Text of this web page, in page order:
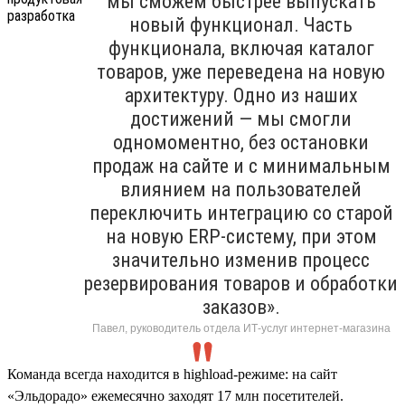
новый функционал. Часть
функционала, включая каталог
товаров, уже переведена на новую
архитектуру. Одно из наших
достижений — мы смогли
одномоментно, без остановки
продаж на сайте и с минимальным
влиянием на пользователей
переключить интеграцию со старой
на новую ERP-систему, при этом
значительно изменив процесс
резервирования товаров и обработки
заказов».
Павел, руководитель отдела ИТ-услуг интернет-магазина
Команда всегда находится в highload-режиме: на сайт
«Эльдорадо» ежемесячно заходят 17 млн посетителей.